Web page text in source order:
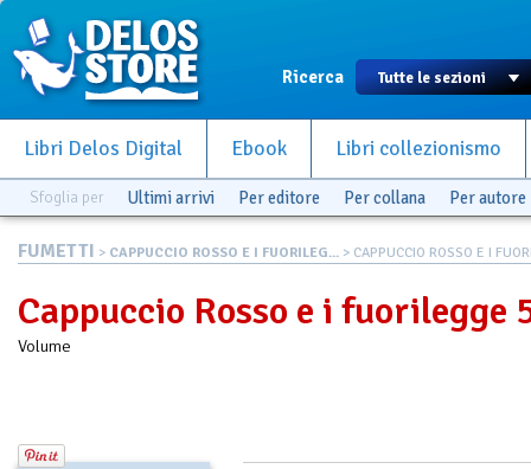
Ricerca
Libri Delos Digital Ebook Libri collezionismo
Sfoglia per Ultimi arrivi Per editore Per collana Per autore
FUMETTI > CAPPUCCIO ROSSO E I FUORILEG... > CAPPUCCIO ROSSO E I
Cappuccio Rosso e i fuorilegge
Volume